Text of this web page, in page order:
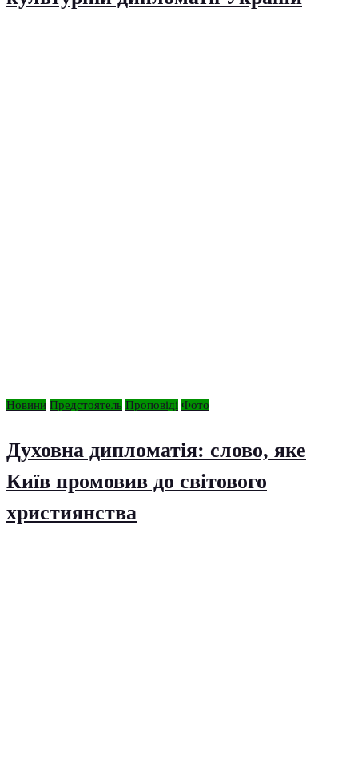
Новини Предстоятель Проповіді Фото
Духовна дипломатія: слово, яке
Київ промовив до світового
християнства